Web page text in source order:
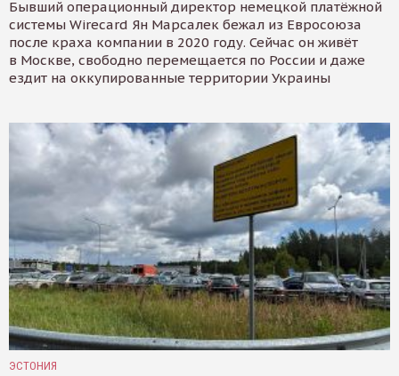
Бывший операционный директор немецкой платёжной
системы Wirecard Ян Марсалек бежал из Евросоюза
после краха компании в 2020 году. Сейчас он живёт
в Москве, свободно перемещается по России и даже
ездит на оккупированные территории Украины
ЭСТОНИЯ